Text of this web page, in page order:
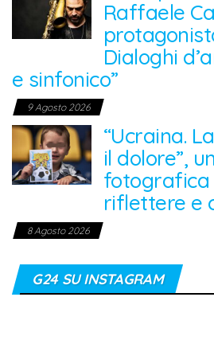
Raffaele
Dialoghi
e sinfonico”
9 Agosto 2026
“Ucraina.
il dolore”,
riflettere e
8 Agosto 2026
G24 SU INSTAGRAM